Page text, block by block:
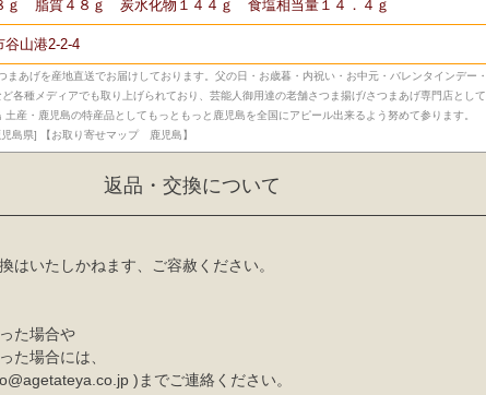
ｇ 脂質４８ｇ 炭水化物１４４ｇ 食塩相当量１４．４ｇ
山港2-2-4
あげを産地直送でお届けしております。父の日・お歳暮・内祝い・お中元・バレンタインデー・
各種メディアでも取り上げられており、芸能人御用達の老舗さつま揚げ/さつまあげ専門店として
産・鹿児島の特産品としてもっともっと鹿児島を全国にアピール出来るよう努めて参ります。
島県] 【お取り寄せマップ 鹿児島】
返品・交換について
はいたしかねます、ご容赦ください。
た場合や
た場合には、
)までご連絡ください。